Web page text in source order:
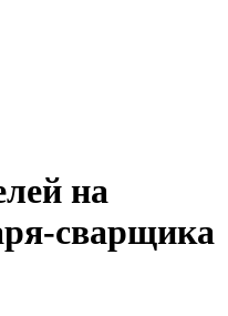
на
сварщика